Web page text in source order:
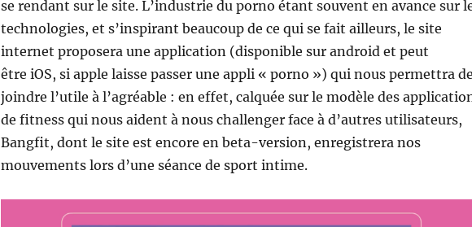
se rendant sur le site. L’industrie du porno étant souvent en avance sur
technologies, et s’inspirant beaucoup de ce qui se fait ailleurs, le site
internet proposera une application (disponible sur android et peut
être iOS, si apple laisse passer une appli « porno ») qui nous permettra de
joindre l’utile à l’agréable : en effet, calquée sur le modèle des
de fitness qui nous aident à nous challenger face à d’autres utilisateurs,
Bangfit, dont le site est encore en beta-version, enregistrera nos
mouvements lors d’une séance de sport intime.